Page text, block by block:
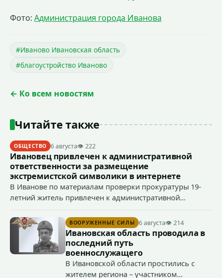
Фото: Администрация города Иванова
#Иваново Ивановская область
#благоустройство Иваново
← Ко всем новостям
Читайте также
ОБЩЕСТВО 6 августа👁 222
Ивановец привлечен к административной
ответственности за размещение
экстремистской символики в интернете
В Иванове по материалам проверки прокуратуры 19-
летний житель привлечен к административной
демонстрирование символики экстремистской
организации, если эти действия не содержат признаков
уголовно наказуемого деяния) за размещение
экстремистской символики в сети Интернет.
ВООРУЖЕННЫЕ СИЛЫ 6 августа👁 214
Ивановская область проводила в
последний путь
военнослужащего
В Ивановской области простились с
жителем региона – участником